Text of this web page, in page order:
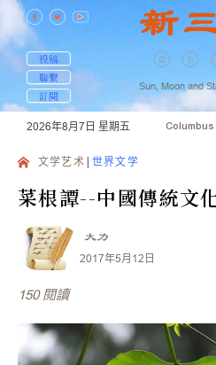
投稿
聯繫
訂閱
Sun, Moon and
2026年8月7日 星期五 Columbus
文学艺术 世界文学
菜根譚--中國傳統文
大力
2017年5月12日
150 閱讀